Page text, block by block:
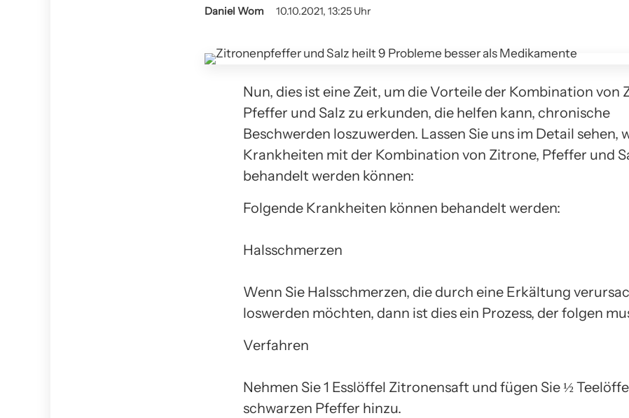
Daniel Wom 10.10.2021, 13:25 Uhr
Nun, dies ist eine Zeit, um die Vorteile der Kombination von
Pfeffer und Salz zu erkunden, die helfen kann, chronische
Beschwerden loszuwerden. Lassen Sie uns im Detail sehen,
Krankheiten mit der Kombination von Zitrone, Pfeffer und
behandelt werden können:
Folgende Krankheiten können behandelt werden:
Halsschmerzen
Wenn Sie Halsschmerzen, die durch eine Erkältung
loswerden möchten, dann ist dies ein Prozess, der folgen
Verfahren
Nehmen Sie 1 Esslöffel Zitronensaft und fügen Sie ½
schwarzen Pfeffer hinzu.